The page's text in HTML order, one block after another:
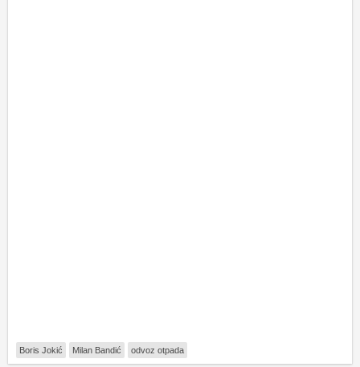
Boris Jokić Milan Bandić odvoz otpada